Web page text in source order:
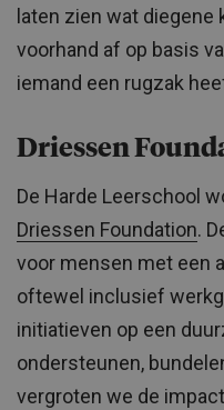
laten zien wat
voorhand af op basis
iemand een rugzak
Driessen
De Harde Leerschool
Driessen Foundation.
voor mensen met een
oftewel inclusief
initiatieven op een
ondersteunen,
vergroten we de